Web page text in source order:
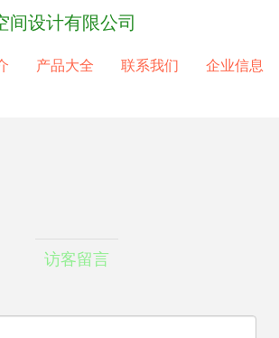
间设计有限公司
产品大全 联系我们 企业信息
访客留言